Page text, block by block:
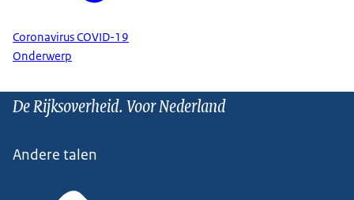
Coronavirus COVID-19
Onderwerp
De Rijksoverheid. Voor Nederland
Andere talen